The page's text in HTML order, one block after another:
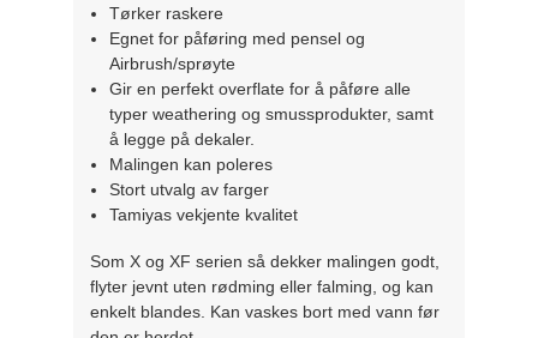
Tørker raskere
Egnet for påføring med pensel og
Airbrush/sprøyte
Gir en perfekt overflate for å påføre alle
typer weathering og smussprodukter, samt
å legge på dekaler.
Malingen kan poleres
Stort utvalg av farger
Tamiyas vekjente kvalitet
Som X og XF serien så dekker malingen godt,
flyter jevnt uten rødming eller falming, og kan
enkelt blandes. Kan vaskes bort med vann før